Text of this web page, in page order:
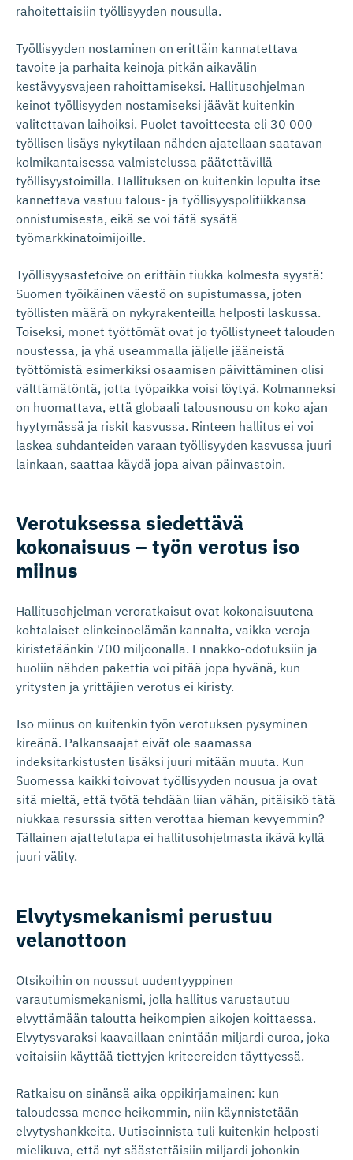
rahoitettaisiin työllisyyden nousulla.
Työllisyyden nostaminen on erittäin kannatettava
tavoite ja parhaita keinoja pitkän aikavälin
kestävyysvajeen rahoittamiseksi. Hallitusohjelman
keinot työllisyyden nostamiseksi jäävät kuitenkin
valitettavan laihoiksi. Puolet tavoitteesta eli 30 000
työllisen lisäys nykytilaan nähden ajatellaan saatavan
kolmikantaisessa valmistelussa päätettävillä
työllisyystoimilla. Hallituksen on kuitenkin lopulta itse
kannettava vastuu talous- ja työllisyyspolitiikkansa
onnistumisesta, eikä se voi tätä sysätä
työmarkkinatoimijoille.
Työllisyysastetoive on erittäin tiukka kolmesta syystä:
Suomen työikäinen väestö on supistumassa, joten
työllisten määrä on nykyrakenteilla helposti laskussa.
Toiseksi, monet työttömät ovat jo työllistyneet talouden
noustessa, ja yhä useammalla jäljelle jääneistä
työttömistä esimerkiksi osaamisen päivittäminen olisi
välttämätöntä, jotta työpaikka voisi löytyä. Kolmanneksi
on huomattava, että globaali talousnousu on koko ajan
hyytymässä ja riskit kasvussa. Rinteen hallitus ei voi
laskea suhdanteiden varaan työllisyyden kasvussa juuri
lainkaan, saattaa käydä jopa aivan päinvastoin.
Verotuksessa siedettävä
kokonaisuus – työn verotus iso
miinus
Hallitusohjelman veroratkaisut ovat kokonaisuutena
kohtalaiset elinkeinoelämän kannalta, vaikka veroja
kiristetäänkin 700 miljoonalla. Ennakko-odotuksiin ja
huoliin nähden pakettia voi pitää jopa hyvänä, kun
yritysten ja yrittäjien verotus ei kiristy.
Iso miinus on kuitenkin työn verotuksen pysyminen
kireänä. Palkansaajat eivät ole saamassa
indeksitarkistusten lisäksi juuri mitään muuta. Kun
Suomessa kaikki toivovat työllisyyden nousua ja ovat
sitä mieltä, että työtä tehdään liian vähän, pitäisikö tätä
niukkaa resurssia sitten verottaa hieman kevyemmin?
Tällainen ajattelutapa ei hallitusohjelmasta ikävä kyllä
juuri välity.
Elvytysme­kanismi perustuu
velanottoon
Otsikoihin on noussut uudentyyppinen
varautumismekanismi, jolla hallitus varustautuu
elvyttämään taloutta heikompien aikojen koittaessa.
Elvytysvaraksi kaavaillaan enintään miljardi euroa, joka
voitaisiin käyttää tiettyjen kriteereiden täyttyessä.
Ratkaisu on sinänsä aika oppikirjamainen: kun
taloudessa menee heikommin, niin käynnistetään
elvytyshankkeita. Uutisoinnista tuli kuitenkin helposti
mielikuva, että nyt säästettäisiin miljardi johonkin